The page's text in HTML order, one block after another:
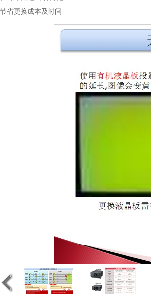
节省更换成本及时间